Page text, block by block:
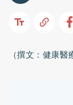
（撰文：健康醫